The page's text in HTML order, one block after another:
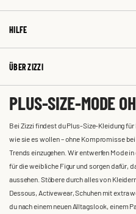
HILFE
ÜBER ZIZZI
PLUS-SIZE-MODE
Bei Zizzi findest du Plus-Size-Kleidung
wie sie es wollen – ohne Kompromisse
Trends einzugehen. Wir entwerfen Mode
für die weibliche Figur und sorgen dafür,
aussehen. Stöbere durch alles von
Dessous, Activewear, Schuhen mit extra
du nach einem neuen Alltagslook, einem